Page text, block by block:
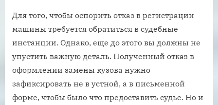
Для того, чтобы оспорить отказ в регистрации
машины требуется обратиться в судебные
инстанции. Однако, еще до этого вы должны не
упустить важную деталь. Полученный отказ в
оформлении замены кузова нужно
зафиксировать не в устной, а в письменной
форме, чтобы было что предоставить судье. Но и